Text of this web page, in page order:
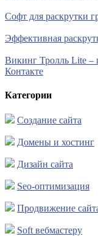
Софт для раскрутки
Эффективная
Викинг Тролль Lite –
Контакте
Категории
Создание сайта
Домены и хостинг
Дизайн сайта
Seo-оптимизация
Продвижение
Soft вебмастеру